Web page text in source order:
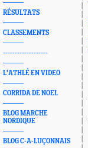
RÉSULTATS
CLASSEMENTS
-------------------
L'ATHLÉ EN VIDEO
CORRIDA DE NOEL
BLOG MARCHE
NORDIQUE
BLOG C-A-LUÇONNAIS